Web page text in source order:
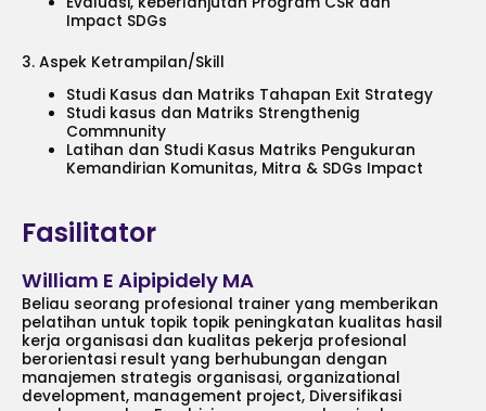
Impact SDGs
3. Aspek Ketrampilan/Skill
Studi Kasus dan Matriks Tahapan Exit Strategy
Studi kasus dan Matriks Strengthenig
Commnunity
Latihan dan Studi Kasus Matriks Pengukuran
Kemandirian Komunitas, Mitra & SDGs Impact
Fasilitator
William E Aipipidely MA
Beliau seorang profesional trainer yang memberikan
pelatihan untuk topik topik peningkatan kualitas hasil
kerja organisasi dan kualitas pekerja profesional
berorientasi result yang berhubungan dengan
manajemen strategis organisasi, organizational
development, management project, Diversifikasi